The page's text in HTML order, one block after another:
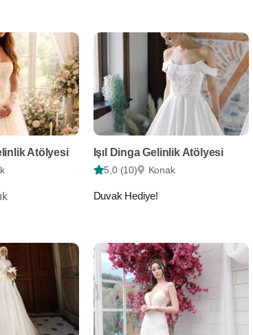
Atölyesi Işıl Dinga Gelinlik Atölyesi
5,0 (10) Konak
Duvak Hediye!